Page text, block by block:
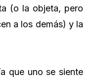
(o la objeta, pero
a los demás) y la
que uno se siente